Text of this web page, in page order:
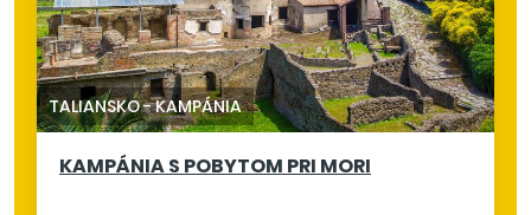
TALIANSKO-KAMPÁNIA
KAMPÁNIA S POBYTOM PRI MORI